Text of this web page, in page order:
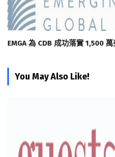
EMGA 為 CDB 成功落實 1,500
You May Also Like!